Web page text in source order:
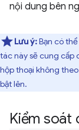
nội dung bên
Lưu ý:Bạn có
tác này sẽ cung cấp
hộp thoại không
bật lên.
Kiểm soát